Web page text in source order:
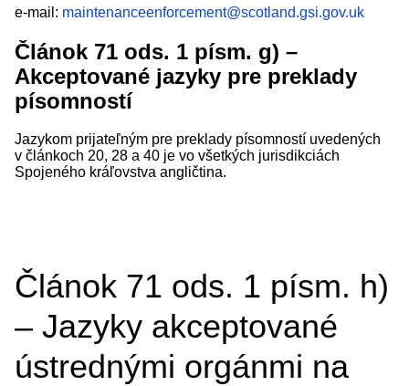
e-mail: maintenanceenforcement@scotland.gsi.gov.uk
Článok 71 ods. 1 písm. g) –
Akceptované jazyky pre preklady
písomností
Jazykom prijateľným pre preklady písomností uvedených
v článkoch 20, 28 a 40 je vo všetkých jurisdikciách
Spojeného kráľovstva angličtina.
Článok 71 ods. 1 písm. h)
– Jazyky akceptované
ústrednými orgánmi na